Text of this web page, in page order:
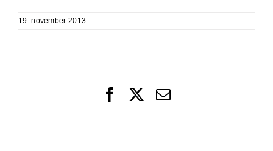
19. november 2013
FacebookEmail